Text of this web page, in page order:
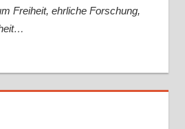
Freiheit, ehrliche Forschung,